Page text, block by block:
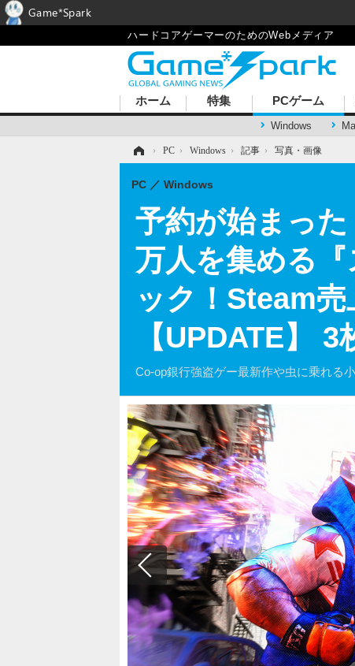
ハードコアゲーマーのためのWebメディア
ホーム 特集 PCゲーム
Windows
› PC › Windows › 記事 › 写真・画像
予約が始まっ
万人を集める
ック！Steam売
【UPDATE】
Co-op銀行強盗ゲー最新作や虫に乗れる
PC Windows
Game*Spark